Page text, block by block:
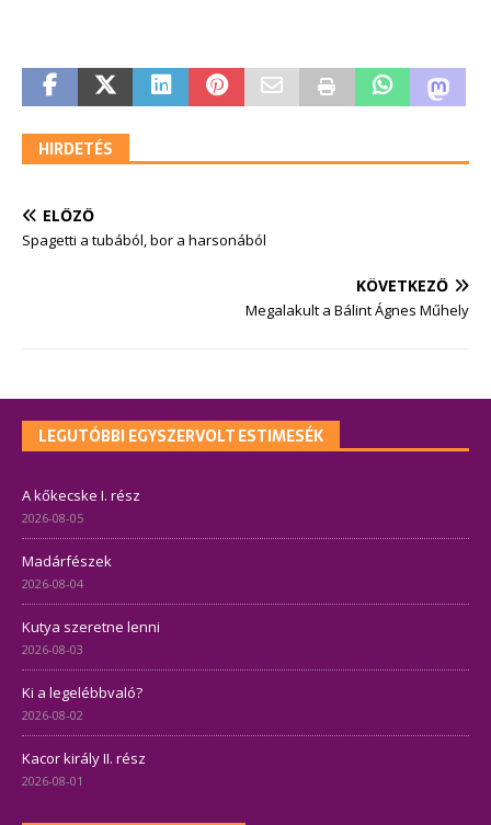
HIRDETÉS
ELŐZŐ
Spagetti a tubából, bor a harsonából
KÖVETKEZŐ
Megalakult a Bálint Ágnes Műhely
LEGUTÓBBI EGYSZERVOLT ESTIMESÉK
A kőkecske I. rész
2026-08-05
Madárfészek
2026-08-04
Kutya szeretne lenni
2026-08-03
Ki a legelébbvaló?
2026-08-02
Kacor király II. rész
2026-08-01